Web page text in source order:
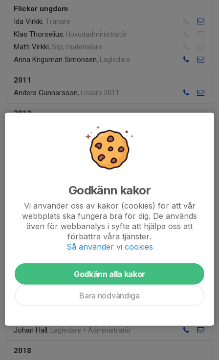
Flickor ungdom
Ida Virkki, Tränare
Klas Thorselius, Huvudadministratör
Matti Virkki, Slip, materialare
Anna Krigsman Simonsen, Lagledare
2011
Anders Gunnarsson, Ledare 2011
2012
Bill Thell Simón , Admin, Tränare
Fredrik Beck, Tränare, Admin
, Tränare
, Tränare
2016
Erik Björnbom, Lagledare
, Lagledare
Johan Hall, Lagledare + Administratör
2018
Godkänn kakor
Vi använder oss av kakor (cookies) för att vår
webbplats ska fungera bra för dig. De används
även för webbanalys i syfte att hjälpa oss att
förbättra våra tjänster.
Så använder vi cookies
Godkänn alla kakor
Bara nödvändiga